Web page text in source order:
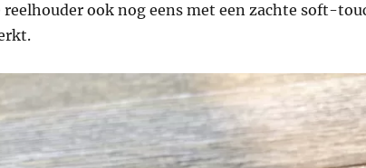
reelhouder ook nog eens met een zachte soft-